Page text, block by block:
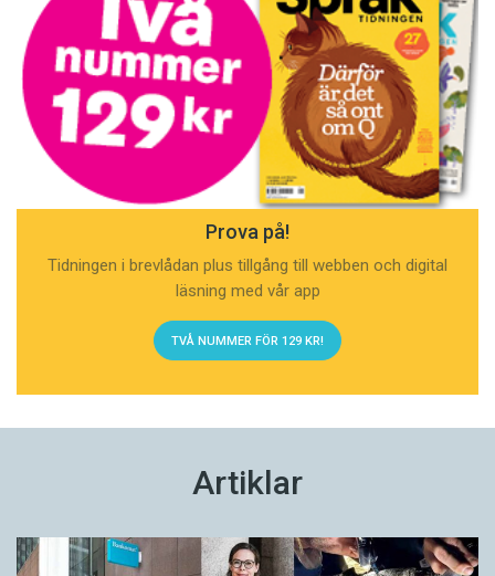
Prova på!
Tidningen i brevlådan plus tillgång till webben och digital
läsning med vår app
TVÅ NUMMER FÖR 129 KR!
Artiklar